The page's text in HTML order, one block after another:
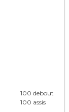
100 debout
100 assis